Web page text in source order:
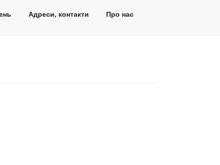
Адреси, контакти Про нас